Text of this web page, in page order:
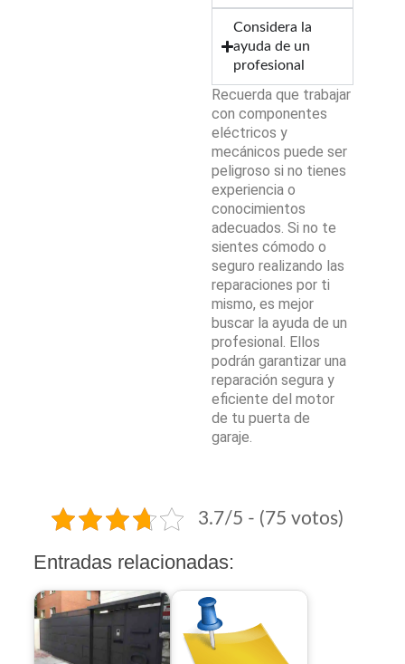
Considera la
ayuda de un
profesional
Recuerda que trabajar
con componentes
eléctricos y
mecánicos puede ser
peligroso si no tienes
experiencia o
conocimientos
adecuados. Si no te
sientes cómodo o
seguro realizando las
reparaciones por ti
mismo, es mejor
buscar la ayuda de un
profesional. Ellos
podrán garantizar una
reparación segura y
eficiente del motor
de tu puerta de
garaje.
3.7/5 - (75 votos)
Entradas relacionadas: